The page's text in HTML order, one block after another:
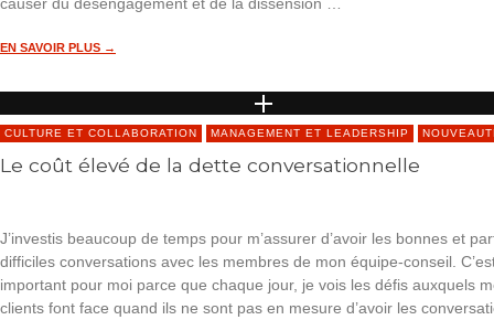
EN SAVOIR PLUS →
CULTURE ET COLLABORATION MANAGEMENT ET LEADERSHIP
Le coût élevé de la dette conversationnelle
J’investis beaucoup de temps pour m’assurer d’avoir les bonnes et
difficiles conversations avec les membres de mon équipe-conseil.
important pour moi parce que chaque jour, je vois les défis auxquels
clients font face quand ils ne sont pas en mesure d’avoir les